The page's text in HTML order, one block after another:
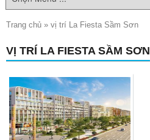
Trang chủ » vị trí La Fiesta Sầm Sơn
VỊ TRÍ LA FIESTA SẦM SƠN